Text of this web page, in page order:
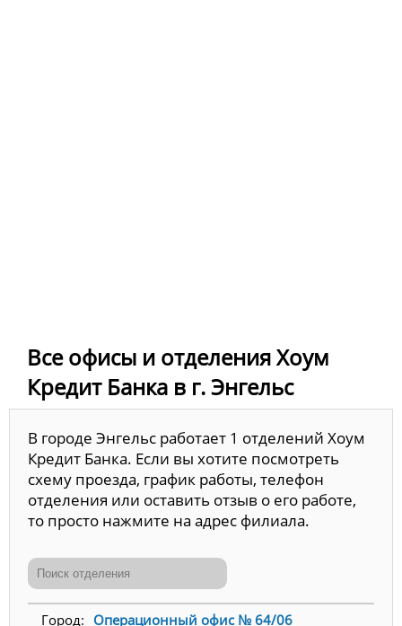
Все офисы и отделения Хоум
Кредит Банка в г. Энгельс
В городе Энгельс работает 1 отделений Хоум
Кредит Банка. Если вы хотите посмотреть
схему проезда, график работы, телефон
отделения или оставить отзыв о его работе,
то просто нажмите на адрес филиала.
Операционный офис № 64/06